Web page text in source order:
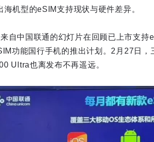
海机型的eSIM支持现状与硬件差异。
自中国联通的幻灯片在回顾已上市支
功能国行手机的推出计划。2月27日
Ultra也离发布不再遥远。